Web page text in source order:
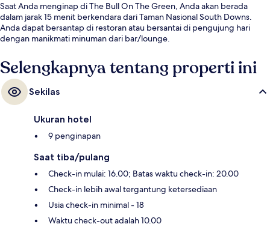
Saat Anda menginap di The Bull On The Green, Anda akan berada
dalam jarak 15 menit berkendara dari Taman Nasional South Downs.
Anda dapat bersantap di restoran atau bersantai di pengujung hari
dengan manikmati minuman dari bar/lounge.
Selengkapnya tentang properti ini
Sekilas
Ukuran hotel
9 penginapan
Saat tiba/pulang
Check-in mulai: 16.00; Batas waktu check-in: 20.00
Check-in lebih awal tergantung ketersediaan
Usia check-in minimal - 18
Waktu check-out adalah 10.00